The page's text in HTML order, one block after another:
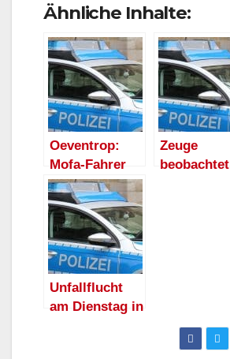
Ähnliche Inhalte:
Oeventrop:
Mofa-Fahrer
angefahren
und geflüchtet
Zeuge
beobachtet
Unfallflucht
am Dienstag in